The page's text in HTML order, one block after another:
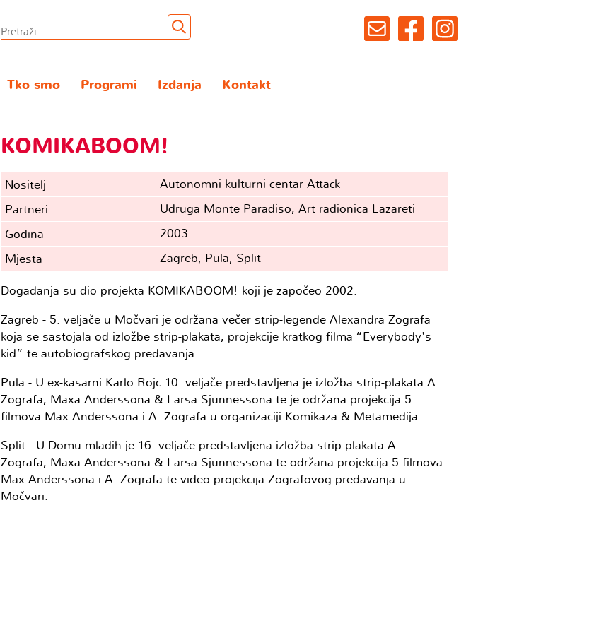
Tko smo Programi Izdanja Kontakt
KOMIKABOOM!
Nositelj
Autonomni kulturni centar Attack
Partneri
Udruga Monte Paradiso, Art radionica Lazareti
Godina
2003
Mjesta
Zagreb, Pula, Split
Događanja su dio projekta KOMIKABOOM! koji je započeo 2002.
Zagreb - 5. veljače u Močvari je održana večer strip-legende Alexandra Zografa
koja se sastojala od izložbe strip-plakata, projekcije kratkog filma “Everybody's
kid” te autobiografskog predavanja.
Pula - U ex-kasarni Karlo Rojc 10. veljače predstavljena je izložba strip-plakata A.
Zografa, Maxa Anderssona & Larsa Sjunnessona te je održana projekcija 5
filmova Max Anderssona i A. Zografa u organizaciji Komikaza & Metamedija.
Split - U Domu mladih je 16. veljače predstavljena izložba strip-plakata A.
Zografa, Maxa Anderssona & Larsa Sjunnessona te održana projekcija 5 filmova
Max Anderssona i A. Zografa te video-projekcija Zografovog predavanja u
Močvari.